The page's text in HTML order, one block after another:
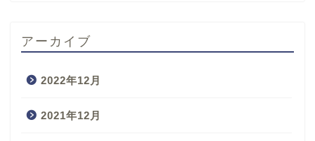
アーカイブ
2022年12月
2021年12月